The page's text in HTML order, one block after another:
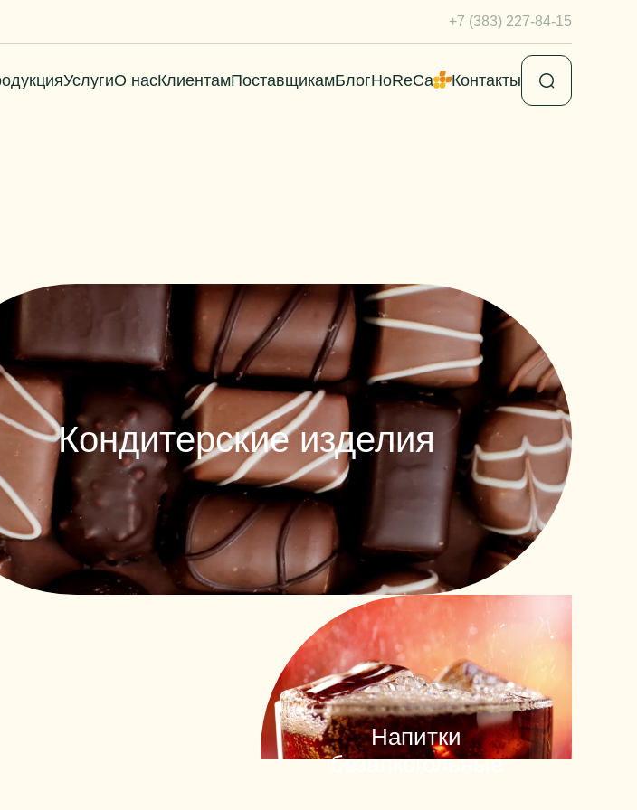
+7 (383) 227-84-15
УслугиО насКлиентамПоставщикамБлогHoReCa Контакты
Кондитерские изделия
Напитки
безалкогольные